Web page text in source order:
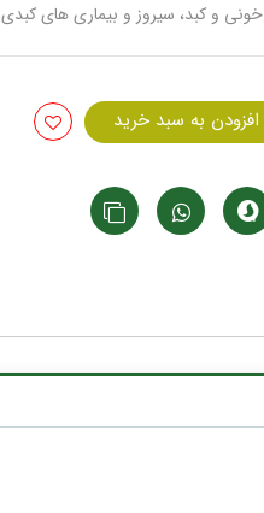
و کبد، سیروز و بیماری های کبدی
افزودن به سبد خرید